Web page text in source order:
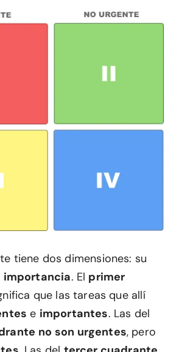
tiene dos dimensiones: su
importancia. El primer
que las tareas que allí
e importantes. Las del
no son urgentes, pero